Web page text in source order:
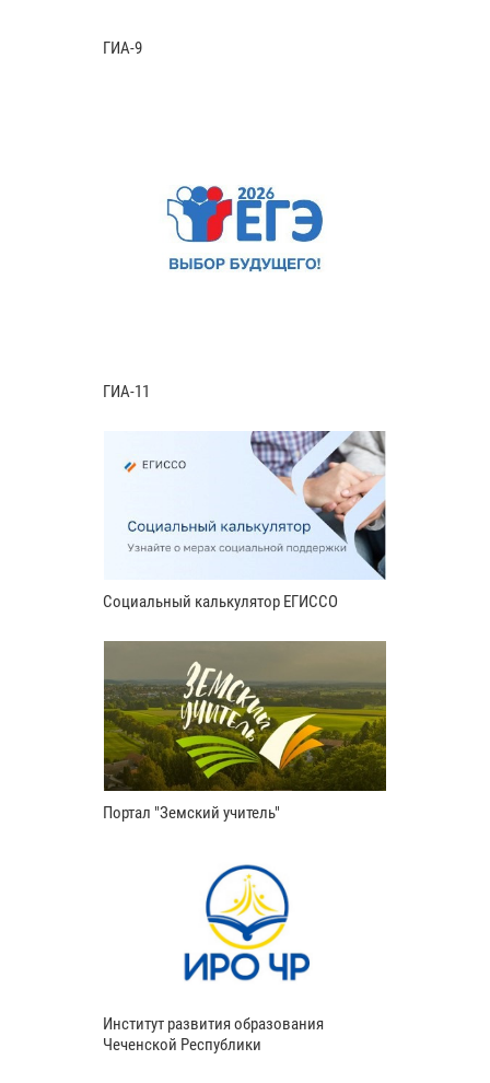
ГИА-9
ГИА-11
Социальный калькулятор ЕГИССО
Портал "Земский учитель"
Институт развития образования
Чеченской Республики